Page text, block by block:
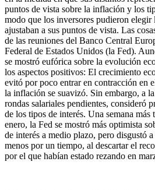
puntos de vista sobre la inflación y los
modo que los inversores pudieron elegir
ajustaban a sus puntos de vista. Las
de las reuniones del Banco Central
Federal de Estados Unidos (la Fed).
se mostró eufórica sobre la evolución
los aspectos positivos: El crecimiento
evitó por poco entrar en contracción en
la inflación se suavizó. Sin embargo, a
rondas salariales pendientes, consideró
de los tipos de interés. Una semana
enero, la Fed se mostró más optimista
de interés a medio plazo, pero disgustó
menos por un tiempo, al descartar el
por el que habían estado rezando en